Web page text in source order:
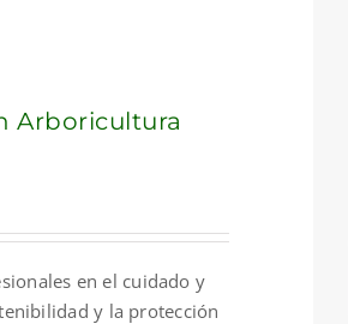
Arboricultura
en el cuidado y
y la protección